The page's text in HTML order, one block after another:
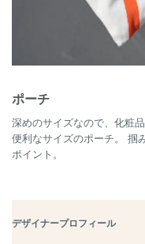
ポーチ
深めのサイズなので、化粧
便利なサイズのポーチ。 掴
ポイント。
デザイナープロフィール